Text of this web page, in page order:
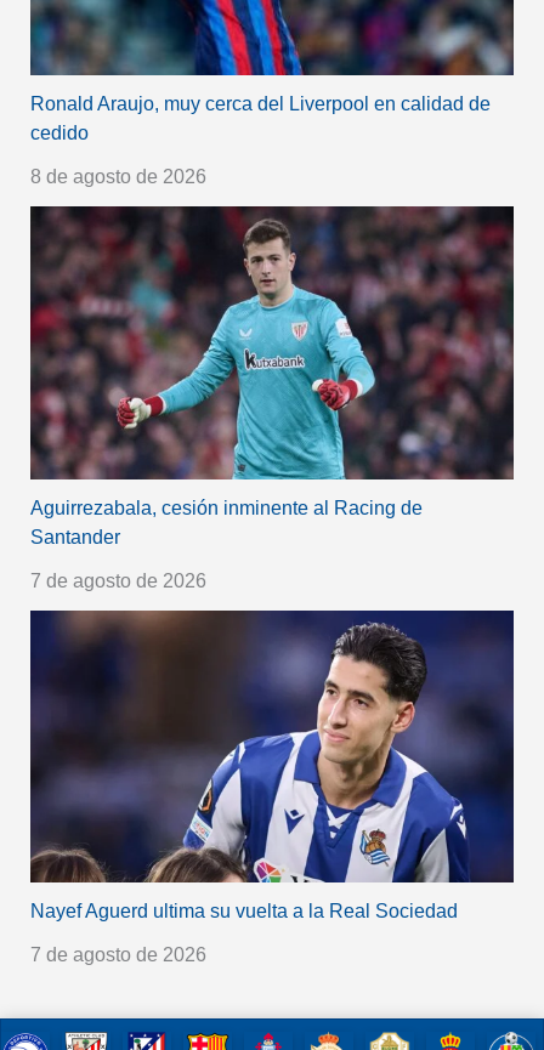
Ronald Araujo, muy cerca del Liverpool en calidad de
cedido
8 de agosto de 2026
Aguirrezabala, cesión inminente al Racing de
Santander
7 de agosto de 2026
Nayef Aguerd ultima su vuelta a la Real Sociedad
7 de agosto de 2026